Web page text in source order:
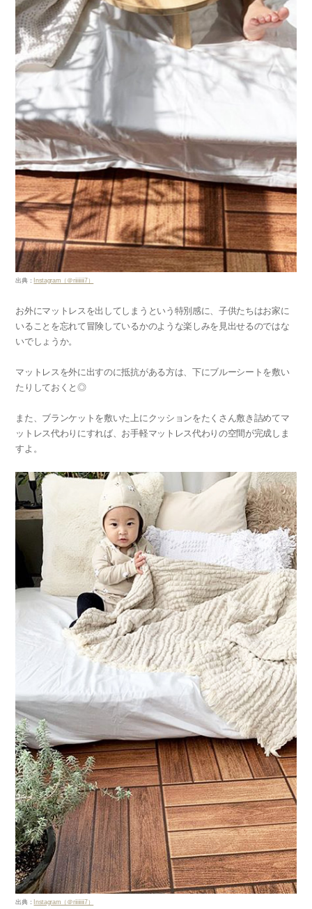
出典： Instagram（＠riiiiiiii7）
お外にマットレスを出してしまうという特別感に、子供たちはお家に
いることを忘れて冒険しているかのような楽しみを見出せるのではな
いでしょうか。
マットレスを外に出すのに抵抗がある方は、下にブルーシートを敷い
たりしておくと◎
また、ブランケットを敷いた上にクッションをたくさん敷き詰めてマ
ットレス代わりにすれば、お手軽マットレス代わりの空間が完成しま
すよ。
出典： Instagram（＠riiiiiiii7）